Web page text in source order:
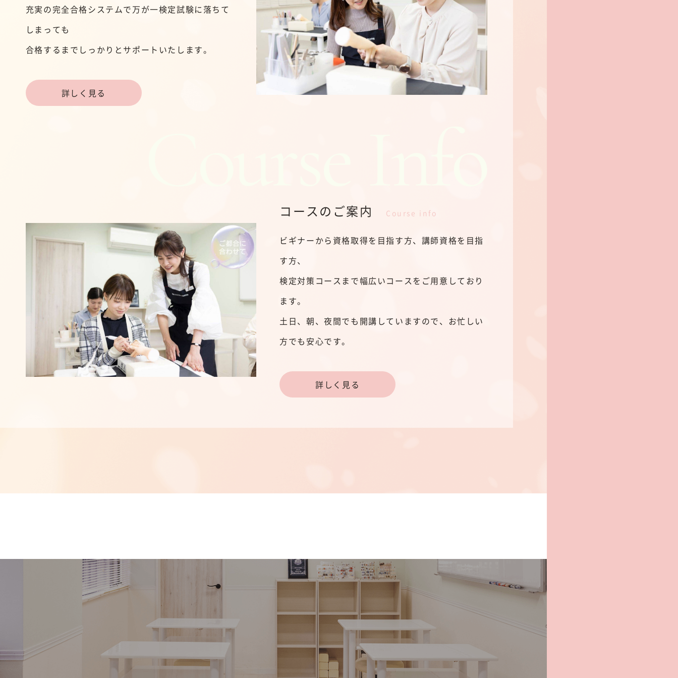
充実の完全合格システムで万が一検定試験に落ちて
しまっても
合格するまでしっかりとサポートいたします。
詳しく見る
コースのご案内 Course info
ビギナーから資格取得を目指す方、講師資格を目指
す方、
検定対策コースまで幅広いコースをご用意しており
ます。
土日、朝、夜間でも開講していますので、お忙しい
方でも安心です。
詳しく見る